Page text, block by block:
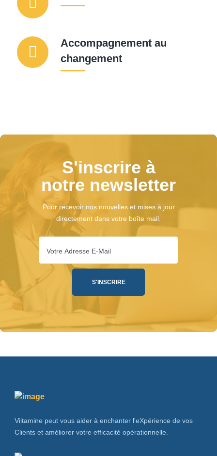
Accompagnement au
changement
S'inscrire à
notre newsletter
Pour recevoir nos nouvelles et mises à jour
directement dans votre boîte mail.
Viitamine peut vous aider à enchanter l'eXpérience de vos
Clients et améliorer votre efficacité opérationnelle.